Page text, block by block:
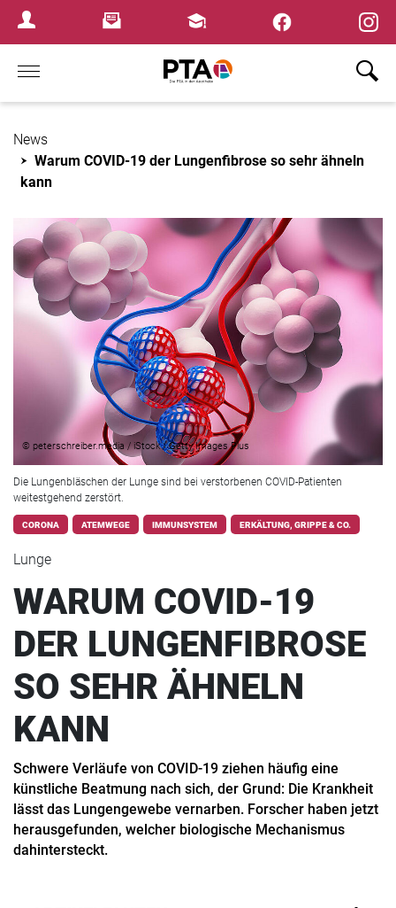
Login MenuNewsletterFortbildungen
Home
News
Warum COVID-19 der Lungenfibrose so sehr ähneln
kann
© peterschreiber.media / iStock / Getty Images Plus
Die Lungenbläschen der Lunge sind bei verstorbenen COVID-Patienten
weitestgehend zerstört.
CORONA ATEMWEGE IMMUNSYSTEM ERKÄLTUNG, GRIPPE & CO.
Lunge
WARUM COVID-19
DER LUNGENFIBROSE
SO SEHR ÄHNELN
KANN
Schwere Verläufe von COVID-19 ziehen häufig eine
künstliche Beatmung nach sich, der Grund: Die Krankheit
lässt das Lungengewebe vernarben. Forscher haben jetzt
herausgefunden, welcher biologische Mechanismus
dahintersteckt.
×